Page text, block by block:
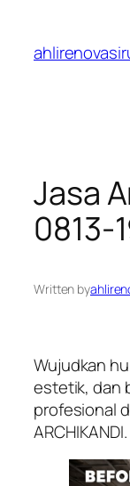
content
Jasa
0813-
Written by
Wujudkan
estetik, dan
profesional
ARCHIKANDI.